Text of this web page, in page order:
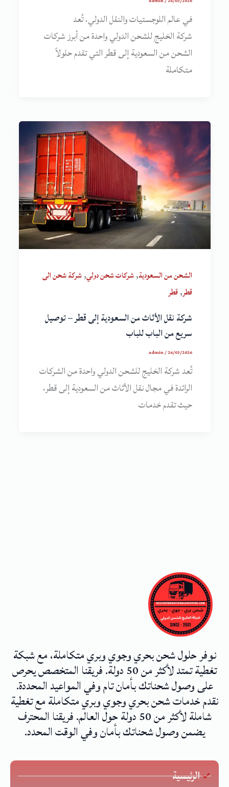
في عالم اللوجستيات والنقل الدولي، تُعد
شركة الخليج للشحن الدولي واحدة من أبرز شركات
الشحن من السعودية إلى قطر التي تقدم حلولاً
متكاملة
الشحن من السعودية,شركات شحن دولي,شركة شحن الى
قطر,قطر
شركة نقل الأثاث من السعودية إلى قطر – توصيل
سريع من الباب للباب
admin/26/03/2026
تُعد شركة الخليج للشحن الدولي واحدة من الشركات
الرائدة في مجال نقل الأثاث من السعودية إلى قطر،
حيث تقدم خدمات
نوفر حلول شحن بحري وجوي وبري متكاملة، مع شبكة
تغطية تمتد لأكثر من 50 دولة. فريقنا المتخصص يحرص
على وصول شحناتك بأمان تام وفي المواعيد المحددة.
نقدم خدمات شحن بحري وجوي وبري متكاملة مع تغطية
شاملة لأكثر من 50 دولة حول العالم. فريقنا المحترف
يضمن وصول شحناتك بأمان وفي الوقت المحدد.
الرئيسية